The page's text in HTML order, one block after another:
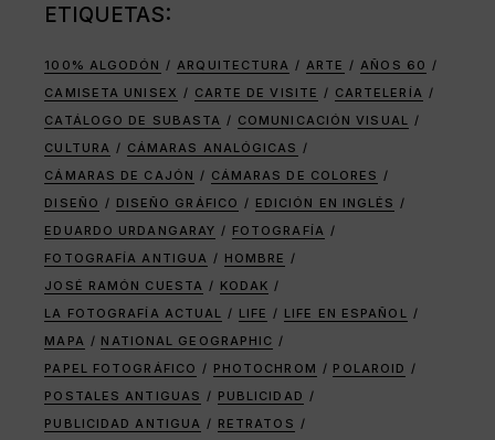
ETIQUETAS:
100% ALGODÓN ARQUITECTURA ARTE
AÑOS 60
CAMISETA UNISEX
CARTE DE VISITE
CARTELERÍA
CATÁLOGO DE SUBASTA
COMUNICACIÓN VISUAL
CULTURA
CÁMARAS ANALÓGICAS
CÁMARAS DE CAJÓN
CÁMARAS DE COLORES
DISEÑO
DISEÑO GRÁFICO
EDICIÓN EN INGLÉS
EDUARDO URDANGARAY
FOTOGRAFÍA
FOTOGRAFÍA ANTIGUA
HOMBRE
JOSÉ RAMÓN CUESTA
KODAK
LA FOTOGRAFÍA ACTUAL
LIFE
LIFE EN ESPAÑOL
MAPA
NATIONAL GEOGRAPHIC
PAPEL FOTOGRÁFICO
PHOTOCHROM
POLAROID
POSTALES ANTIGUAS
PUBLICIDAD
PUBLICIDAD ANTIGUA
RETRATOS